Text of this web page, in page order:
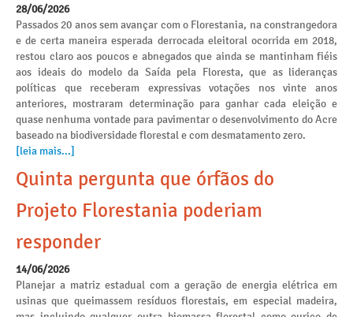
28/06/2026
Passados 20 anos sem avançar com o Florestania, na constrangedora
e de certa maneira esperada derrocada eleitoral ocorrida em 2018,
restou claro aos poucos e abnegados que ainda se mantinham fiéis
aos ideais do modelo da Saída pela Floresta, que as lideranças
políticas que receberam expressivas votações nos vinte anos
anteriores, mostraram determinação para ganhar cada eleição e
quase nenhuma vontade para pavimentar o desenvolvimento do Acre
baseado na biodiversidade florestal e com desmatamento zero.
[leia mais...]
Quinta pergunta que órfãos do
Projeto Florestania poderiam
responder
14/06/2026
Planejar a matriz estadual com a geração de energia elétrica em
usinas que queimassem resíduos florestais, em especial madeira,